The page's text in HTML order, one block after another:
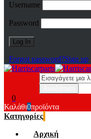
Username
Password
Forgot password?Sign up
0
Καλάθι0προϊόντα
Κατηγορίες
Αρχική